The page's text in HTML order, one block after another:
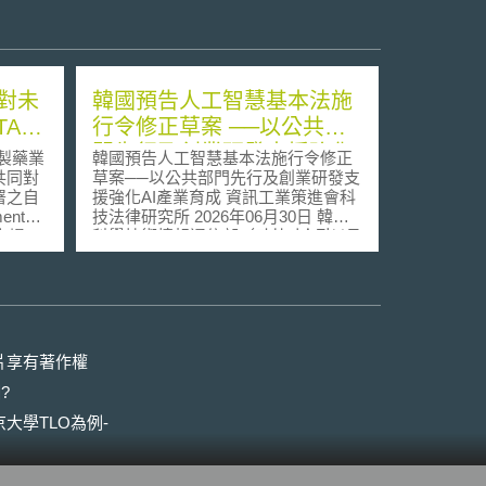
未
表
藥業
同對
之自
；
。
非
之
款
藥廠
用各
條
韓國預告人工智慧基本法施
行令修正草案 ──以公共部
門先行及創業研發支援強化
AI產業育成
韓國預告人工智慧基本法施行令修正
草案──以公共部門先行及創業研發支
援強化AI產業育成 資訊工業策進會科
技法律研究所 2026年06月30日 韓國
科學技術情報通信部（과학기술정보통
신부，以下簡稱「韓國科技部」）於
발전과 신뢰 기반 조성 등에 관한 기본
법，以下簡稱《AI基本法》）於2026
業之育成[1]。 壹、背景摘要 韓國《AI
享有著作權
大學TLO為例-